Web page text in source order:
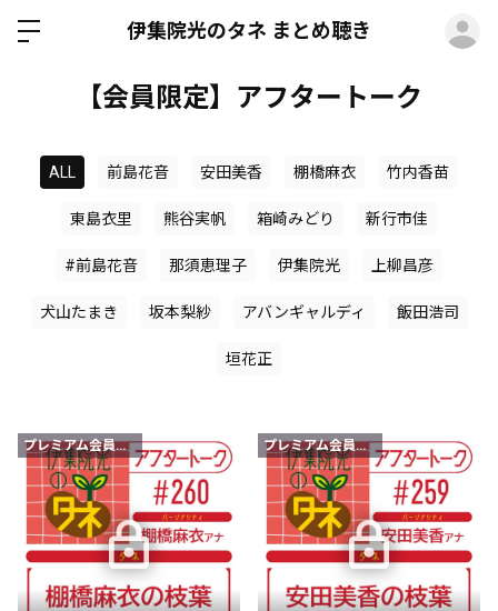
伊集院光のタネ まとめ聴き
【会員限定】アフタートーク
ALL 前島花音 安田美香 棚橋麻衣 竹内香苗
東島衣里 熊谷実帆 箱崎みどり 新行市佳
#前島花音 那須恵理子 伊集院光 上柳昌彦
犬山たまき 坂本梨紗 アバンギャルディ 飯田浩司
垣花正
プレミアム会員限定 プレミアム会員限定